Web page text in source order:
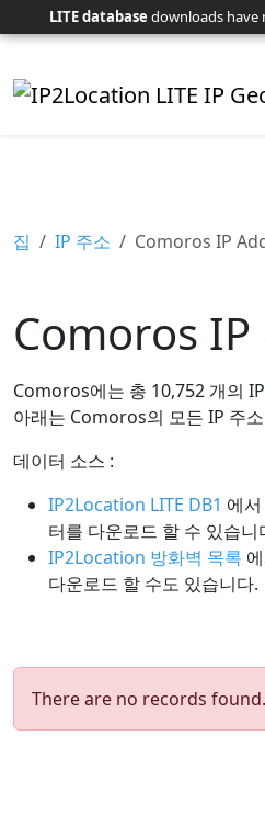
LITE database downloads have
집 IP 주소 Comoros IP
Comoros IP
Comoros에는 총 10,752 개의
아래는 Comoros의 모든 IP 주
데이터 소스 :
IP2Location LITE DB1 에
터를 다운로드 할 수 있습니
IP2Location 방화벽 목록
다운로드 할 수도 있습니다.
There are no records found.